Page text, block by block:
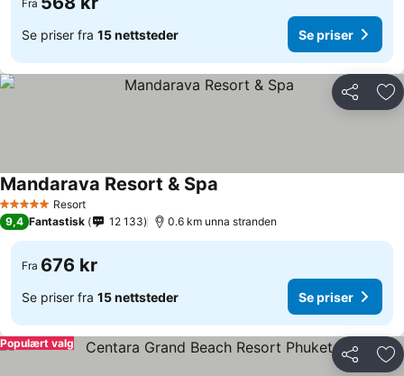
Fra
Se priser fra 15 nettsteder Se priser
Del
5 Stjerner Resort
Mandarava Resort & Spa
9,4 Fantastisk 12 133 0.6 km unna stranden
Fra 676 kr
Se priser fra 15 nettsteder Se priser
Del
Populært valg